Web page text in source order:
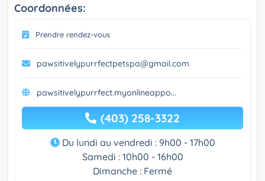
Coordonnées:
Prendre rendez-vous
pawsitivelypurrfectpetspa@gmail.com
pawsitivelypurrfect.myonlineappo...
(403) 258-3322
Du lundi au vendredi : 9h00 - 17h00
Samedi : 10h00 - 16h00
Dimanche : Fermé